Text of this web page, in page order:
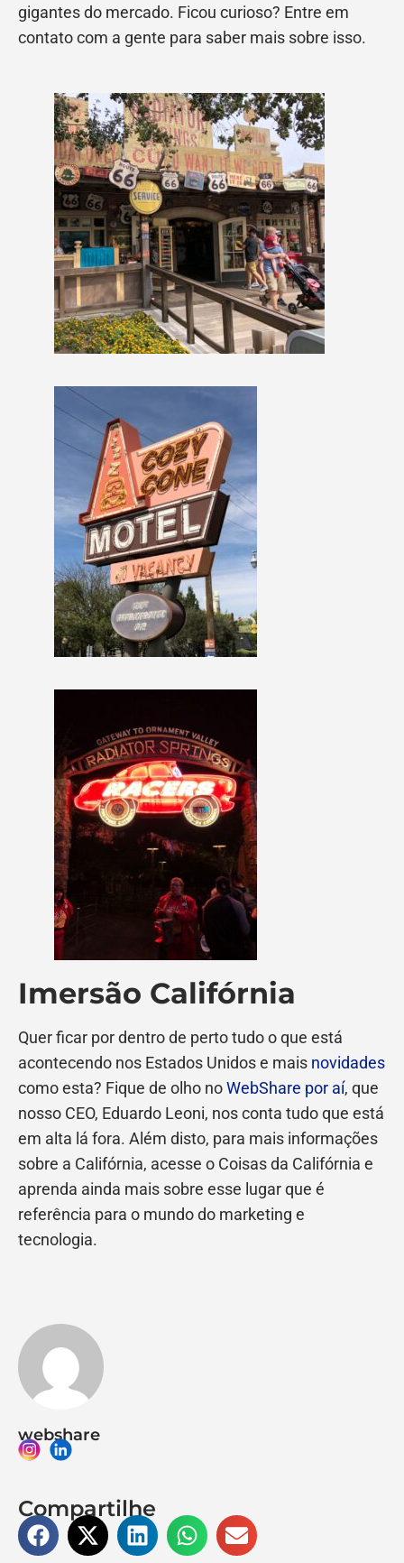
gigantes do mercado. Ficou curioso? Entre em
contato com a gente para saber mais sobre isso.
Imersão Califórnia
Quer ficar por dentro de perto tudo o que está
acontecendo nos Estados Unidos e mais novidades
como esta? Fique de olho noWebShare por aí, que
nosso CEO, Eduardo Leoni, nos conta tudo que está
em alta lá fora. Além disto, para mais informações
sobre a Califórnia, acesse o Coisas da Califórnia e
aprenda ainda mais sobre esse lugar que é
referência para o mundo do marketing e
tecnologia.
webshare
Compartilhe